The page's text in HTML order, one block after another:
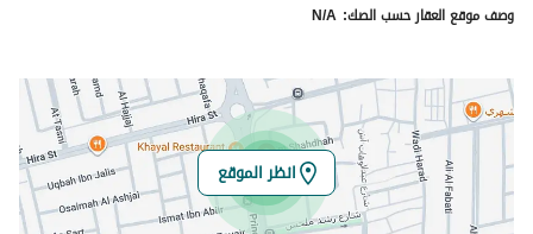
وصف موقع العقار حسب الصك: N/A
انظر الموقع